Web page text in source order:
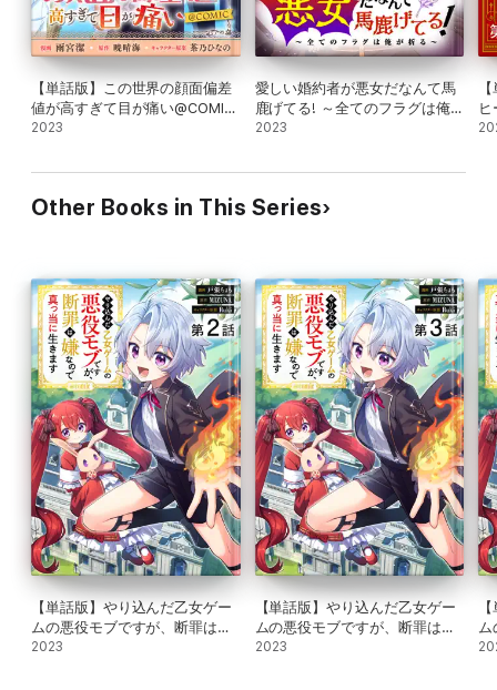
【単話版】この世界の顔面偏差
値が高すぎて目が痛い@COMIC
第1話
2023
愛しい婚約者が悪女だなんて馬
鹿げてる! ～全てのフラグは俺
が折る～【単話】(1)
2023
が
Other Books in This Series
【単話版】やり込んだ乙女ゲー
ムの悪役モブですが、断罪は嫌
なので真っ当に生きます
2023
【単話版】やり込んだ乙女ゲー
ムの悪役モブですが、断罪は嫌
なので真っ当に生きます
2023
ム
な